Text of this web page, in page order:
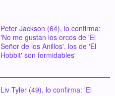
Peter Jackson (64), lo confirma:
'No me gustan los orcos de 'El
Señor de los Anillos', los de 'El
Hobbit' son formidables'
Liv Tyler (49), lo confirma: 'El